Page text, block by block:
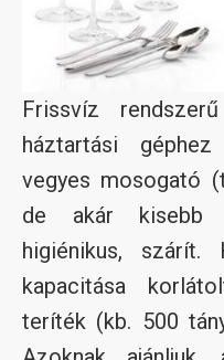
Frissvíz
háztartási
vegyes mosogató
de akár kisebb
higiénikus, szárít.
kapacitása
teríték (kb. 500